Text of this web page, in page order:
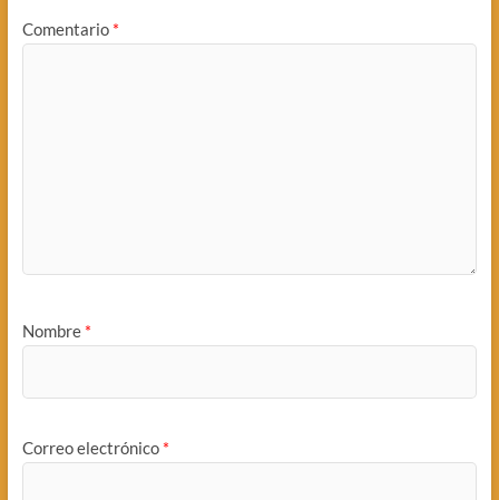
Comentario *
Nombre *
Correo electrónico *